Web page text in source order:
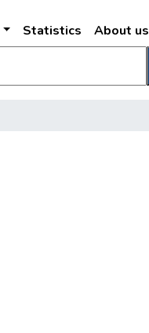
Statistics About us